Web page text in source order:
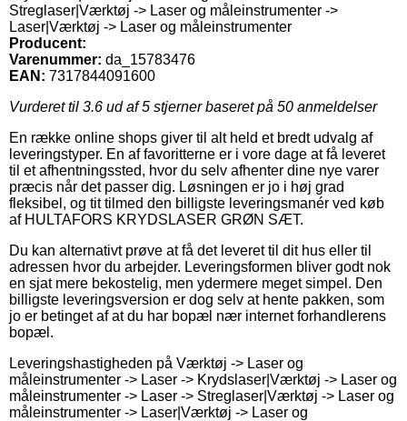
Streglaser|Værktøj -> Laser og måleinstrumenter ->
Laser|Værktøj -> Laser og måleinstrumenter
Producent:
Varenummer: da_15783476
EAN: 7317844091600
Vurderet til 3.6 ud af 5 stjerner baseret på 50 anmeldelser
En række online shops giver til alt held et bredt udvalg af
leveringstyper. En af favoritterne er i vore dage at få leveret
til et afhentningssted, hvor du selv afhenter dine nye varer
præcis når det passer dig. Løsningen er jo i høj grad
fleksibel, og tit tilmed den billigste leveringsmanér ved køb
af HULTAFORS KRYDSLASER GRØN SÆT.
Du kan alternativt prøve at få det leveret til dit hus eller til
adressen hvor du arbejder. Leveringsformen bliver godt nok
en sjat mere bekostelig, men ydermere meget simpel. Den
billigste leveringsversion er dog selv at hente pakken, som
jo er betinget af at du har bopæl nær internet forhandlerens
bopæl.
Leveringshastigheden på Værktøj -> Laser og
måleinstrumenter -> Laser -> Krydslaser|Værktøj -> Laser og
måleinstrumenter -> Laser -> Streglaser|Værktøj -> Laser og
måleinstrumenter -> Laser|Værktøj -> Laser og